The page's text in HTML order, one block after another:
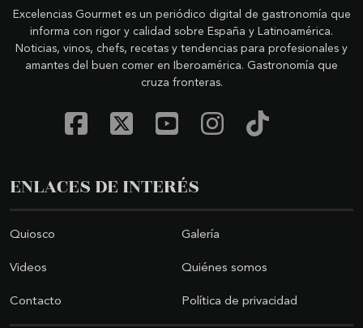
Excelencias Gourmet es un periódico digital de gastronomía que
informa con rigor y calidad sobre España y Latinoamérica.
Noticias, vinos, chefs, recetas y tendencias para profesionales y
amantes del buen comer en Iberoamérica. Gastronomía que
cruza fronteras.
ENLACES DE INTERÉS
Quiosco Galería
Videos Quiénes somos
Contacto Política de privacidad